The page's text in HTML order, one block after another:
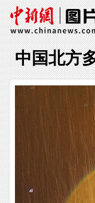
中国北方